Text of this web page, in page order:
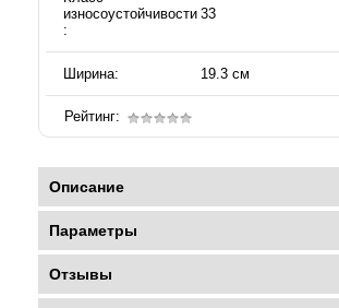
износоустойчивости
:
33
Ширина: 19.3 см
Рейтинг:
Описание
Параметры
Отзывы